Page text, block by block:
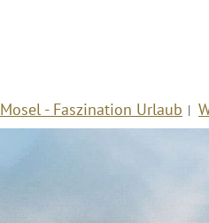
Mosel - Faszination Urlaub